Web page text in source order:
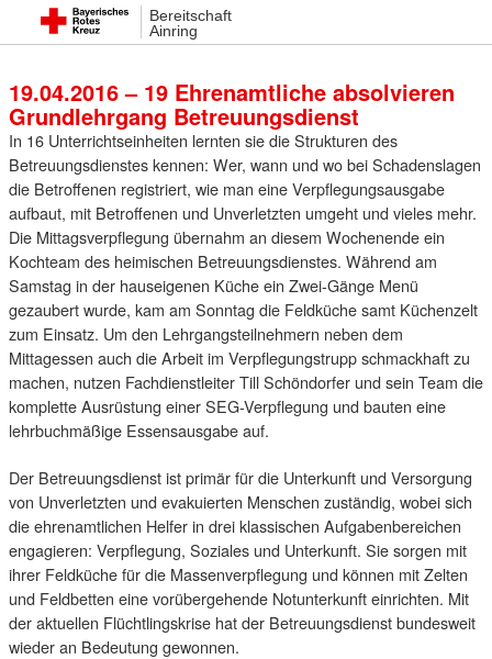
Bereitschaft
Ainring
19. April 2016 06:04
19.04.2016 – 19 Ehrenamtliche absolvieren
Grundlehrgang Betreuungsdienst
In 16 Unterrichtseinheiten lernten sie die Strukturen des
Betreuungsdienstes kennen: Wer, wann und wo bei Schadenslagen
die Betroffenen registriert, wie man eine Verpflegungsausgabe
aufbaut, mit Betroffenen und Unverletzten umgeht und vieles mehr.
Die Mittagsverpflegung übernahm an diesem Wochenende ein
Kochteam des heimischen Betreuungsdienstes. Während am
Samstag in der hauseigenen Küche ein Zwei-Gänge Menü
gezaubert wurde, kam am Sonntag die Feldküche samt Küchenzelt
zum Einsatz. Um den Lehrgangsteilnehmern neben dem
Mittagessen auch die Arbeit im Verpflegungstrupp schmackhaft zu
machen, nutzen Fachdienstleiter Till Schöndorfer und sein Team die
komplette Ausrüstung einer SEG-Verpflegung und bauten eine
lehrbuchmäßige Essensausgabe auf.
Der Betreuungsdienst ist primär für die Unterkunft und Versorgung
von Unverletzten und evakuierten Menschen zuständig, wobei sich
die ehrenamtlichen Helfer in drei klassischen Aufgabenbereichen
engagieren: Verpflegung, Soziales und Unterkunft. Sie sorgen mit
ihrer Feldküche für die Massenverpflegung und können mit Zelten
und Feldbetten eine vorübergehende Notunterkunft einrichten. Mit
der aktuellen Flüchtlingskrise hat der Betreuungsdienst bundesweit
wieder an Bedeutung gewonnen.